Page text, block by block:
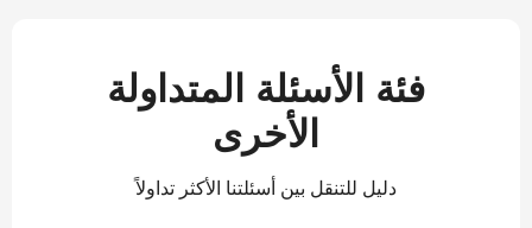
فئة الأسئلة المتداولة
الأخرى
دليل للتنقل بين أسئلتنا الأكثر تداولاً